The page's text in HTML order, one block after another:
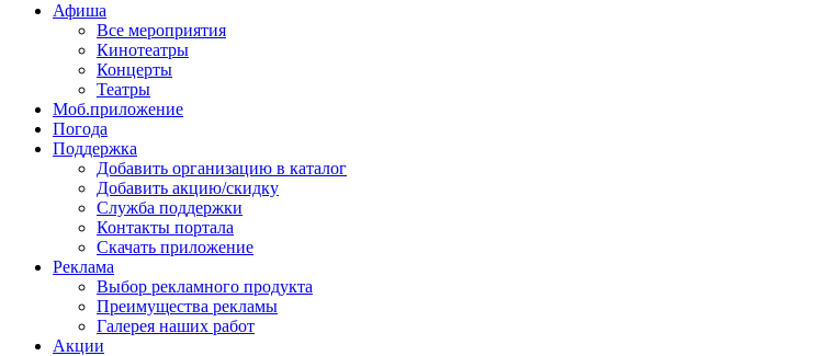
Афиша
Все мероприятия
Кинотеатры
Концерты
Театры
Моб.приложение
Погода
Поддержка
Добавить организацию в каталог
Добавить акцию/скидку
Служба поддержки
Контакты портала
Скачать приложение
Реклама
Выбор рекламного продукта
Преимущества рекламы
Галерея наших работ
Акции